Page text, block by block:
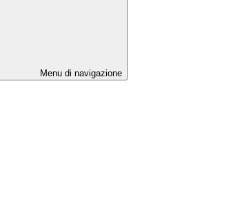
Menu di navigazione